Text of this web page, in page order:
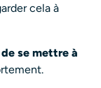
cela à
se mettre à